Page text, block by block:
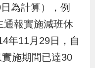
為計算），例
通報實施減班休
年11月29日，自
施期間已達30